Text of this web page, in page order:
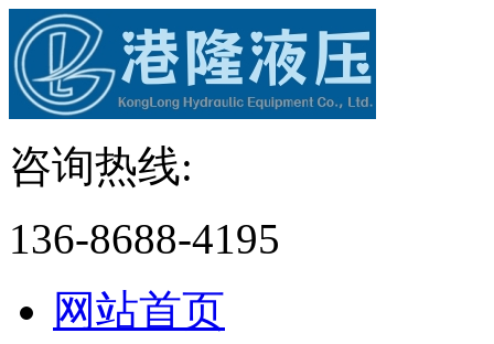
咨询热线:
136-8688-4195
网站首页